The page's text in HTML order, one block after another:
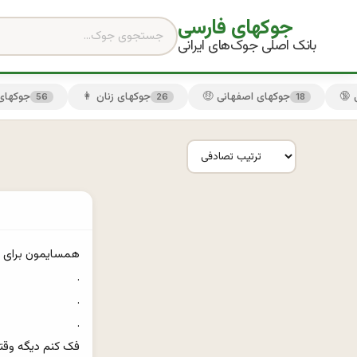
جوکهای فارسی
بانک اصلی جوک‌های ایرانی
😏 56 👩 جوکهای زنان 26 🤑 جوکهای اصفهانی 18
فک کنم دیگه